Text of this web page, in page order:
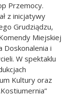
Przemocy.
z inicjatywy
Grudziądzu,
Miejskiej
Doskonalenia i
W spektaklu
Kultury oraz